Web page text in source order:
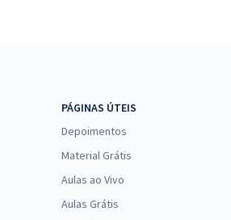
PÁGINAS ÚTEIS
Depoimentos
Material Grátis
Aulas ao Vivo
Aulas Grátis